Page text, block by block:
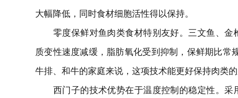
大幅降低，同时食材细胞活性得以保持。
零度保鲜对鱼肉类食材特别友好。三文鱼、金
质变性速度减缓，脂肪氧化受到抑制，保鲜期比常
牛排、和牛的家庭来说，这项技术能更好保持肉类的
西门子的技术优势在于温度控制的稳定性。采